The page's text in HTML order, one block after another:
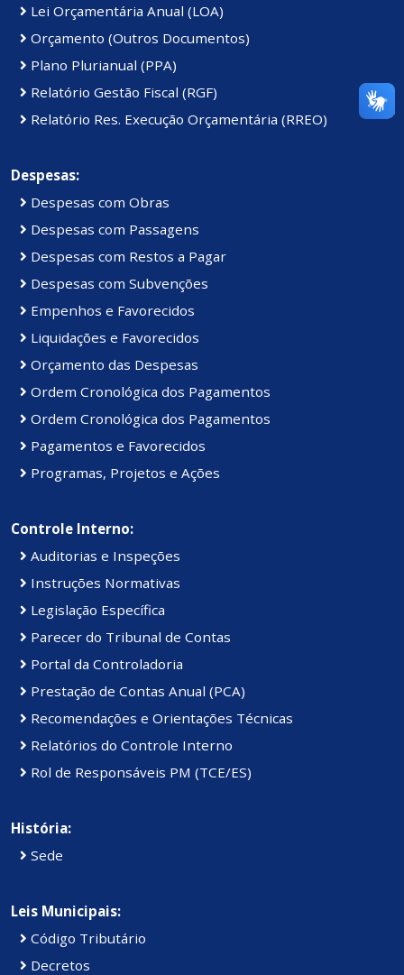
Lei Orçamentária Anual (LOA)
Orçamento (Outros Documentos)
Plano Plurianual (PPA)
Relatório Gestão Fiscal (RGF)
Relatório Res. Execução Orçamentária (RREO)
Despesas:
Despesas com Obras
Despesas com Passagens
Despesas com Restos a Pagar
Despesas com Subvenções
Empenhos e Favorecidos
Liquidações e Favorecidos
Orçamento das Despesas
Ordem Cronológica dos Pagamentos
Ordem Cronológica dos Pagamentos
Pagamentos e Favorecidos
Programas, Projetos e Ações
Controle Interno:
Auditorias e Inspeções
Instruções Normativas
Legislação Específica
Parecer do Tribunal de Contas
Portal da Controladoria
Prestação de Contas Anual (PCA)
Recomendações e Orientações Técnicas
Relatórios do Controle Interno
Rol de Responsáveis PM (TCE/ES)
História:
Sede
Leis Municipais:
Código Tributário
Decretos